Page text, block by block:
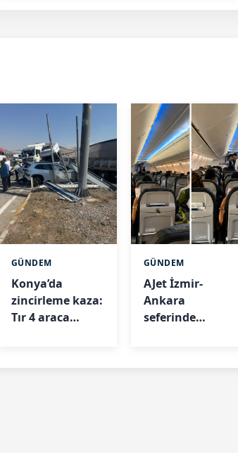
GÜNDEM
Konya’da
zincirleme kaza:
Tır 4 araca
GÜNDEM
AJet İzmir-
Ankara
seferinde